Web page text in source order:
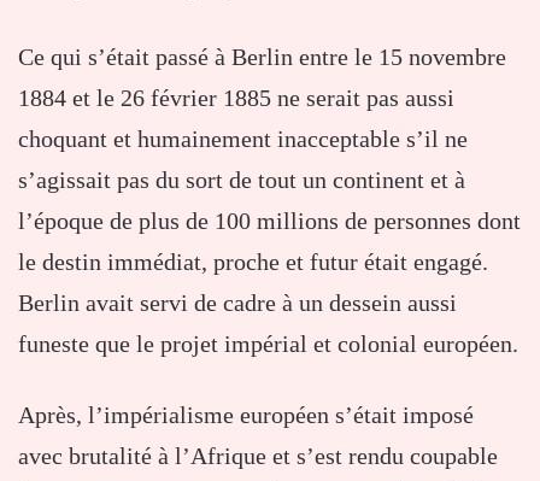
Ce qui s’était passé à Berlin entre le 15 novembre
1884 et le 26 février 1885 ne serait pas aussi
choquant et humainement inacceptable s’il ne
s’agissait pas du sort de tout un continent et à
l’époque de plus de 100 millions de personnes dont
le destin immédiat, proche et futur était engagé.
Berlin avait servi de cadre à un dessein aussi
funeste que le projet impérial et colonial européen.
Après, l’impérialisme européen s’était imposé
avec brutalité à l’Afrique et s’est rendu coupable